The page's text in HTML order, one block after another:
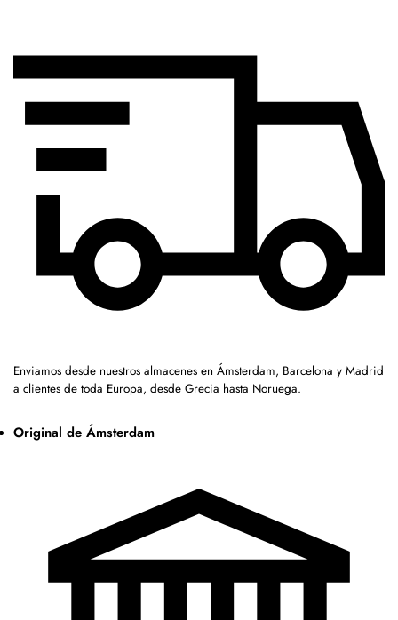
Enviamos desde nuestros almacenes en Ámsterdam, Barcelona y Madrid
a clientes de toda Europa, desde Grecia hasta Noruega.
Original de Ámsterdam